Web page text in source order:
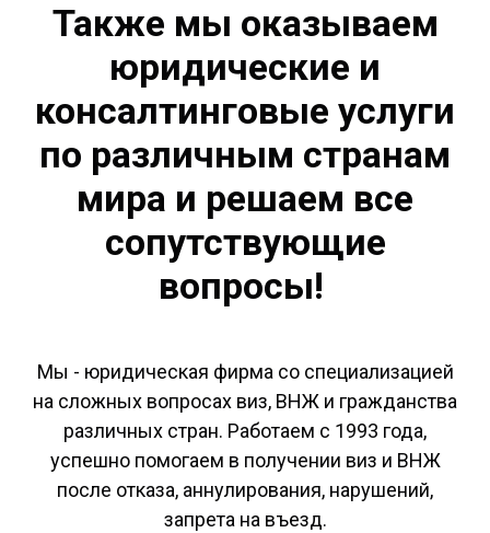
Также мы оказываем
юридические и
консалтинговые услуги
по различным странам
мира и решаем все
сопутствующие
вопросы!
Мы - юридическая фирма со специализацией
на сложных вопросах виз, ВНЖ и гражданства
различных стран. Работаем с 1993 года,
успешно помогаем в получении виз и ВНЖ
после отказа, аннулирования, нарушений,
запрета на въезд.